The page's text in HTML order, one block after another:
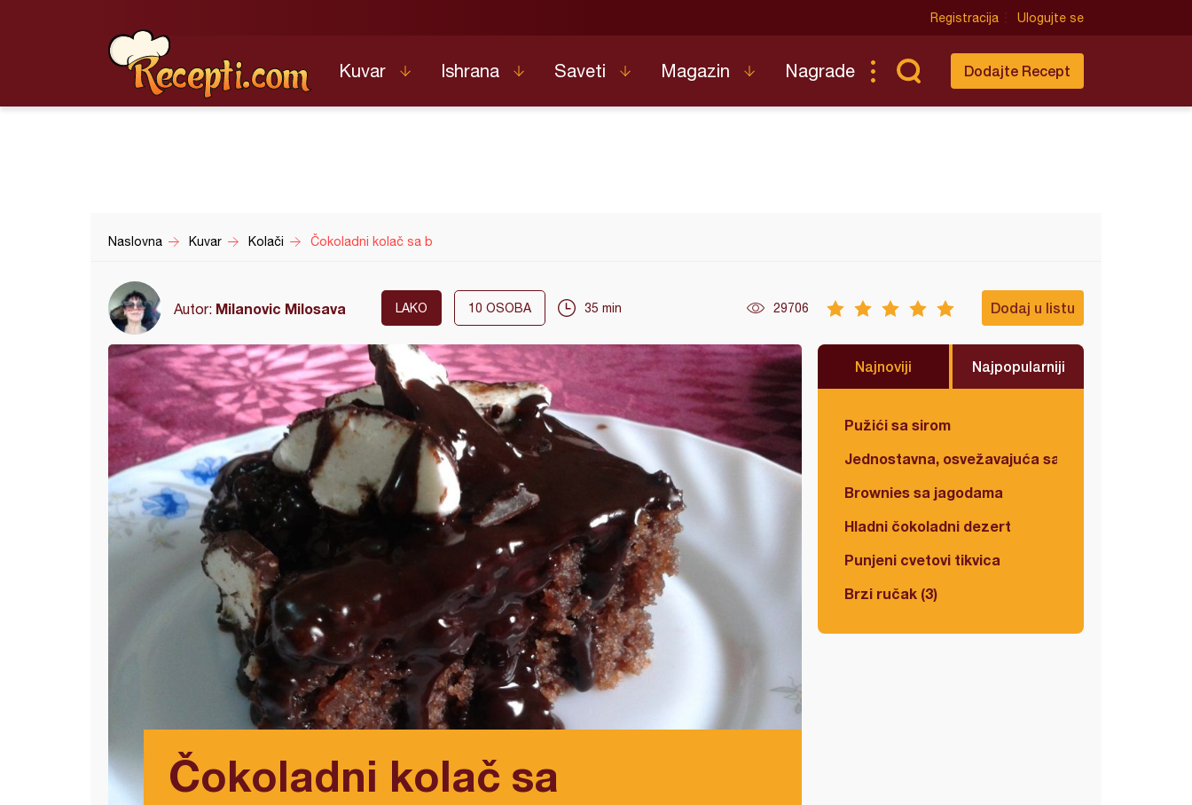
Registracija Ulogujte se
Kuvar Ishrana Saveti Magazin Nagrade Dodajte Recept
Naslovna Kuvar Kolači Čokoladni kolač sa b
Autor: Milanovic Milosava LAKO 10 OSOBA 35 min 29706 Dodaj u listu
Čokoladni kolač sa
Najnoviji Najpopularniji
Pužići sa sirom
Jednostavna, osvežavajuća salata
Brownies sa jagodama
Hladni čokoladni dezert
Punjeni cvetovi tikvica
Brzi ručak (3)